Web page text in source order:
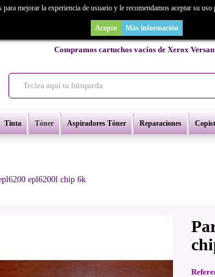
un repuesto de copiadora o buscas una de ocasión y no la
Compramos cartuchos vacíos de Xerox
Tinta Tóner Aspiradores Tóner Reparaciones
mejorar la experiencia de usuario y le recomendamos aceptar su uso
Acepto Más información
epl6200l chip 6k